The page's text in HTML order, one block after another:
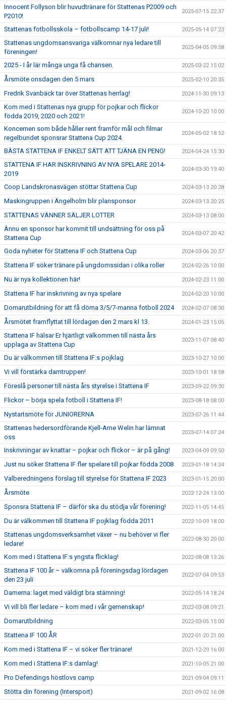
Innocent Follyson blir huvudtränare för Stattenas P2009 och
P2010!
2025-07-15 22:37
Stattenas fotbollsskola – fotbollscamp 14-17 juli! 2025-05-14 07:23
Stattenas ungdomsansvariga välkomnar nya ledare till
föreningen!
2025-04-05 09:58
2025 - I år lär många unga få chansen. 2025-03-22 15:02
Årsmöte onsdagen den 5 mars 2025-02-10 20:35
Fredrik Svanbäck tar över Stattenas herrlag! 2024-11-30 09:13
Kom med i Stattenas nya grupp för pojkar och flickor
födda 2019, 2020 och 2021!
2024-10-20 10:00
Koncernen som både håller rent framför mål och filmar
regelbundet sponsrar Stattena Cup 2024.
2024-05-02 18:52
BÄSTA STATTENA IF ENKELT SÄTT ATT TJÄNA EN PENG! 2024-04-24 15:30
STATTENA IF HAR INSKRIVNING AV NYA SPELARE 2014-
2019
2024-03-30 19:40
Coop Landskronasvägen stöttar Stattena Cup 2024-03-13 20:28
Maskingruppen i Ängelholm blir plansponsor 2024-03-13 20:25
STATTENAS VÄNNER SÄLJER LOTTER 2024-03-13 08:00
Ännu en sponsor har kommit till undsättning för oss på
Stattena Cup
2024-03-07 20:42
Goda nyheter för Stattena IF och Stattena Cup 2024-03-06 20:37
Stattena IF söker tränare på ungdomssidan i olika roller 2024-02-26 10:00
Nu är nya kollektionen här! 2024-02-23 11:00
Stattena IF har inskrivning av nya spelare 2024-02-20 10:00
Domarutbildning för att få döma 3/5/7-manna fotboll 2024 2024-02-07 08:30
Årsmötet framflyttat till lördagen den 2 mars kl 13. 2024-01-23 15:05
Stattena IF hälsar Er hjärtligt välkommen till nästa års
upplaga av Stattena Cup
2023-11-07 08:40
Du är välkommen till Stattena IF:s pojklag 2023-10-27 10:00
Vi vill förstärka damtruppen! 2023-10-01 18:58
Föreslå personer till nästa års styrelse i Stattena IF 2023-09-22 09:30
Flickor – börja spela fotboll i Stattena IF! 2023-08-18 08:00
Nystartsmöte för JUNIORERNA 2023-07-26 11:44
Stattenas hedersordförande Kjell-Arne Welin har lämnat
oss
2023-07-14 07:24
Inskrivningar av knattar – pojkar och flickor – är på gång! 2023-04-09 09:50
Just nu söker Stattena IF fler spelare till pojkar födda 2008 2023-01-18 14:24
Valberedningens förslag till styrelse för Stattena IF 2023 2023-01-15 20:00
Årsmöte 2022-12-24 13:00
Sponsra Stattena IF – därför ska du stödja vår förening! 2022-11-05 14:45
Du är välkommen till Stattena IF pojklag födda 2011 2022-10-09 18:00
Stattenas ungdomsverksamhet växer – nu behöver vi fler
ledare!
2022-08-30 20:00
Kom med i Stattena IF:s yngsta flicklag! 2022-08-08 13:26
Stattena IF 100 år – välkomna på föreningsdag lördagen
den 23 juli
2022-07-04 09:53
Damerna: laget med väldigt bra stämning! 2022-05-14 18:24
Vi vill bli fler ledare – kom med i vår gemenskap! 2022-03-08 09:21
Domarutbildning 2022-03-05 15:00
Stattena IF 100 ÅR 2022-01-20 21:00
Kom med i Stattena IF – vi söker fler tränare! 2021-12-29 16:00
Kom med i Stattena IF:s damlag! 2021-10-05 21:00
Pro Defendings höstlovs camp 2021-09-04 09:11
Stötta din förening (Intersport) 2021-09-02 16:08